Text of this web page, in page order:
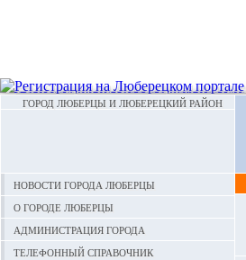
ГОРОД ЛЮБЕРЦЫ И ЛЮБЕРЕЦКИЙ РАЙОН
Новости города Люберцы
О городе Люберцы
Администрация города
Телефонный справочник